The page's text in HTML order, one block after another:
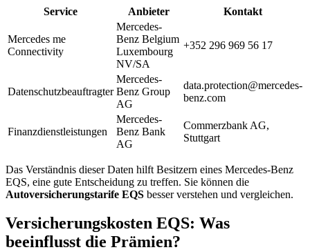
Service Anbieter Kontakt
Mercedes me
Connectivity
Mercedes-
Benz Belgium
Luxembourg
NV/SA
+352 296 969 56 17
Datenschutzbeauftragter
Mercedes-
Benz Group
AG
data.protection@mercedes-
benz.com
Finanzdienstleistungen
Mercedes-
Benz Bank
AG
Commerzbank AG,
Stuttgart
Das Verständnis dieser Daten hilft Besitzern eines Mercedes-Benz
EQS, eine gute Entscheidung zu treffen. Sie können die
Autoversicherungstarife EQS besser verstehen und vergleichen.
Versicherungskosten EQS: Was
beeinflusst die Prämien?